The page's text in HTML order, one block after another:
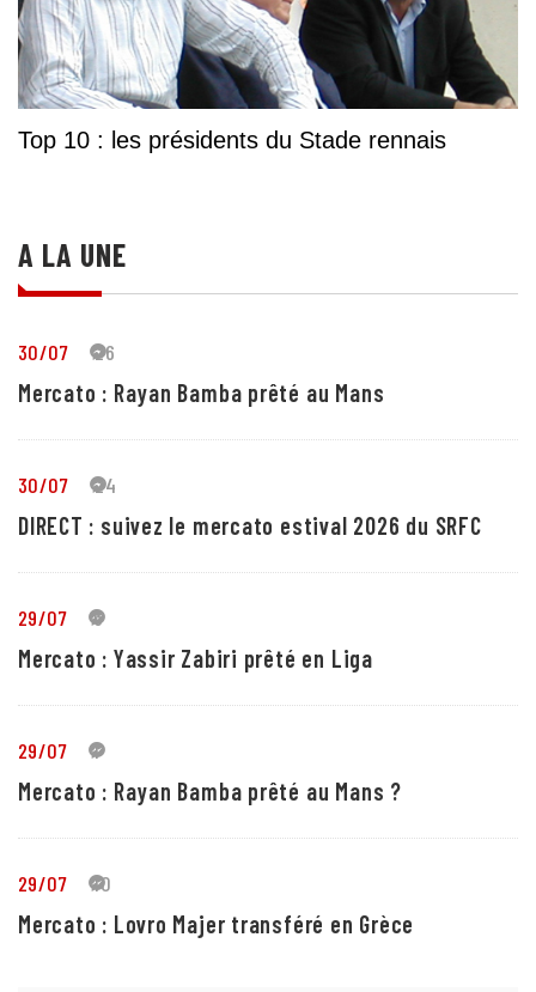
Top 10 : les présidents du Stade rennais
A LA UNE
30/07 26
Mercato : Rayan Bamba prêté au Mans
30/07 24
DIRECT : suivez le mercato estival 2026 du SRFC
29/07 5
Mercato : Yassir Zabiri prêté en Liga
29/07 1
Mercato : Rayan Bamba prêté au Mans ?
29/07 10
Mercato : Lovro Majer transféré en Grèce